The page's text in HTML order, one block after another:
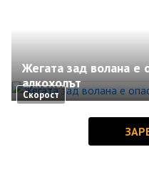
Скорост
Жегата зад волана е
алкохолът